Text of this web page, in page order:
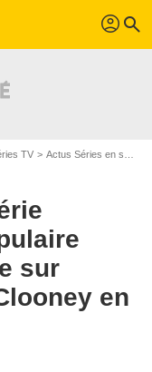
profil search
TV Actus Séries en streaming
sur
en